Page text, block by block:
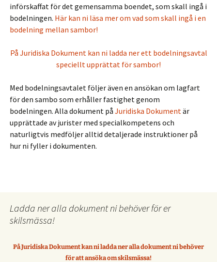
införskaffat för det gemensamma boendet, som skall ingå i
bodelningen. Här kan ni läsa mer om vad som skall ingå i en
bodelning mellan sambor!
På Juridiska Dokument kan ni ladda ner ett bodelningsavtal
speciellt upprättat för sambor!
Med bodelningsavtalet följer även en ansökan om lagfart
för den sambo som erhåller fastighet genom
bodelningen. Alla dokument på Juridiska Dokumentär
upprättade av jurister med specialkompetens och
naturligtvis medföljer alltid detaljerade instruktioner på
hur ni fyller i dokumenten.
Ladda ner alla dokument ni behöver för er
skilsmässa!
På Juridiska Dokument kan ni ladda ner alla dokument ni behöver
för att ansöka om skilsmässa!